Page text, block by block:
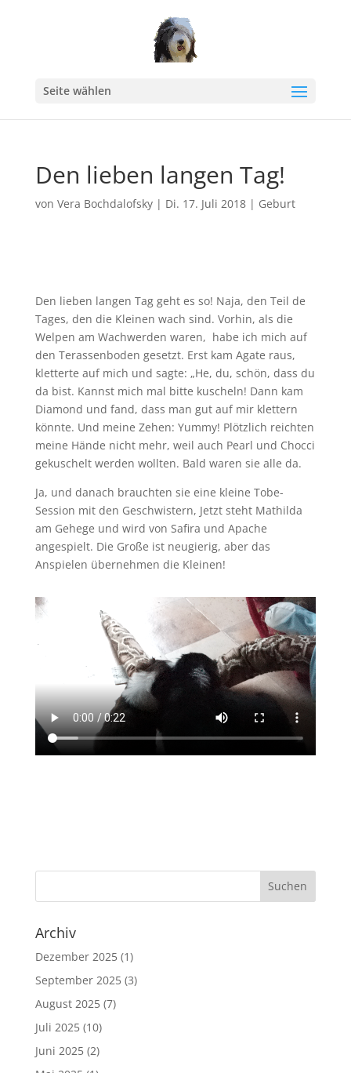
Seite wählen
Den lieben langen Tag!
von Vera Bochdalofsky| Di. 17. Juli 2018| Geburt
Den lieben langen Tag geht es so! Naja, den Teil de
Tages, den die Kleinen wach sind. Vorhin, als die
Welpen am Wachwerden waren, habe ich mich auf
den Terassenboden gesetzt. Erst kam Agate raus,
kletterte auf mich und sagte: „He, du, schön, dass du
da bist. Kannst mich mal bitte kuscheln! Dann kam
Diamond und fand, dass man gut auf mir klettern
könnte. Und meine Zehen: Yummy! Plötzlich reichten
meine Hände nicht mehr, weil auch Pearl und Chocci
gekuschelt werden wollten. Bald waren sie alle da.
Ja, und danach brauchten sie eine kleine Tobe-
Session mit den Geschwistern, Jetzt steht Mathilda
am Gehege und wird von Safira und Apache
angespielt. Die Große ist neugierig, aber das
Anspielen übernehmen die Kleinen!
Archiv
Dezember 2025(1)
September 2025(3)
August 2025(7)
Juli 2025(10)
Juni 2025(2)